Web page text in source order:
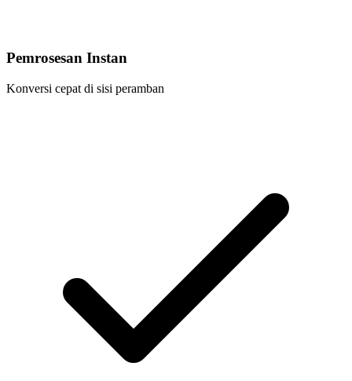
Pemrosesan Instan
Konversi cepat di sisi peramban